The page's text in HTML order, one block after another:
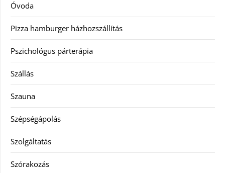
Óvoda
Pizza hamburger házhozszállítás
Pszichológus párterápia
Szállás
Szauna
Szépségápolás
Szolgáltatás
Szórakozás